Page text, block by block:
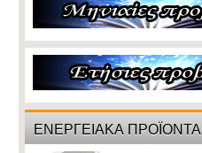
ΕΝΕΡΓΕΙΑΚΑ ΠΡΟΪΟΝΤΑ